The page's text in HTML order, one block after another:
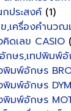
ประสงค์ (1)
,เครื่องคำนวณ
คิดเลข CASIO
กษร,เทปพิมพ์
พิมพ์อักษร
พิมพ์อักษร
พิมพ์อักษร